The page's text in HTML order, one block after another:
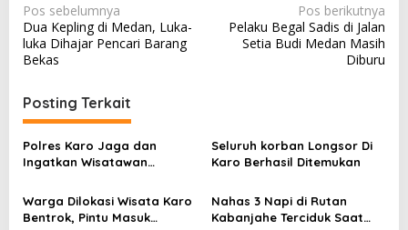
N
a
v
g
a
s
p
Pos sebelumnya
Dua Kepling di Medan, Luka-
luka Dihajar Pencari Barang
Bekas
Pos berikutnya
Pelaku Begal Sadis di Jalan
Setia Budi Medan Masih
Diburu
Posting Terkait
Polres Karo Jaga dan
Ingatkan Wisatawan
Seluruh korban Longsor Di
Karo Berhasil Ditemukan
Warga Dilokasi Wisata Karo
Bentrok, Pintu Masuk
Nahas 3 Napi di Rutan
Kabanjahe Terciduk Saat